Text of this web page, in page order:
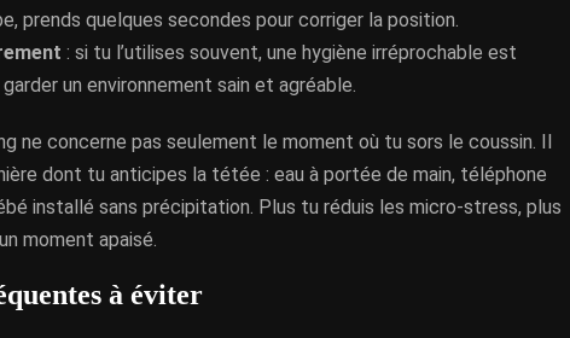
prends quelques secondes pour corriger la position.
: si tu l’utilises souvent, une hygiène irréprochable est
un environnement sain et agréable.
ne concerne pas seulement le moment où tu sors le coussin. Il
dont tu anticipes la tétée : eau à portée de main, téléphone
installé sans précipitation. Plus tu réduis les micro-stress, plus
moment apaisé.
à éviter